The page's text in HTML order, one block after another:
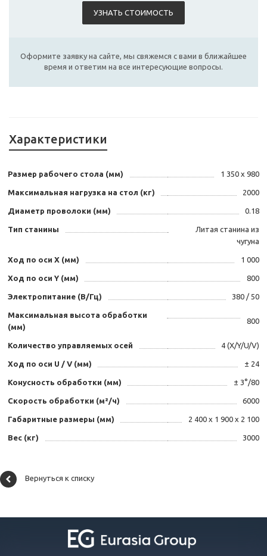
УЗНАТЬ СТОИМОСТЬ
Оформите заявку на сайте, мы свяжемся с вами в ближайшее
время и ответим на все интересующие вопросы.
Характеристики
Размер рабочего стола (мм) 1 350 х 980
Максимальная нагрузка на стол (кг) 2000
Диаметр проволоки (мм) 0.18
Тип станины
Литая станина из
чугуна
Ход по оси X (мм) 1 000
Ход по оси Y (мм) 800
Электропитание (В/Гц) 380 / 50
Максимальная высота обработки
(мм)
800
Количество управляемых осей 4 (X/Y/U/V)
Ход по оси U / V (мм) ± 24
Конусность обработки (мм) ± 3°/80
Скорость обработки (м²/ч) 6000
Габаритные размеры (мм) 2 400 х 1 900 х 2 100
Вес (кг) 3000
Вернуться к списку